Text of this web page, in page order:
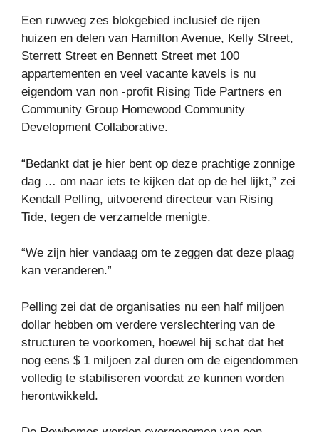
Een ruwweg zes blokgebied inclusief de rijen
huizen en delen van Hamilton Avenue, Kelly Street,
Sterrett Street en Bennett Street met 100
appartementen en veel vacante kavels is nu
eigendom van non -profit Rising Tide Partners en
Community Group Homewood Community
Development Collaborative.
“Bedankt dat je hier bent op deze prachtige zonnige
dag … om naar iets te kijken dat op de hel lijkt,” zei
Kendall Pelling, uitvoerend directeur van Rising
Tide, tegen de verzamelde menigte.
“We zijn hier vandaag om te zeggen dat deze plaag
kan veranderen.”
Pelling zei dat de organisaties nu een half miljoen
dollar hebben om verdere verslechtering van de
structuren te voorkomen, hoewel hij schat dat het
nog eens $ 1 miljoen zal duren om de eigendommen
volledig te stabiliseren voordat ze kunnen worden
herontwikkeld.